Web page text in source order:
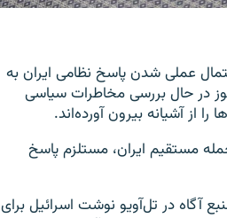
عملی شدن پاسخ نظامی ایران به
هنوز در حال بررسی مخاطرات سیاسی
از آشیانه بیرون آورده‌اند.
مستقیم ایران، مستلزم پاسخ
به نقل از یک منبع آگاه در تل‌آویو نوشت اسرائیل برای